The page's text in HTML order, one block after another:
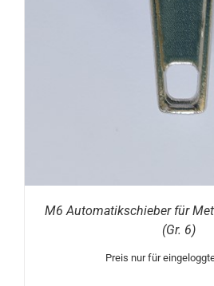
M6 Automatikschieber für
(Gr. 6)
Preis nur für